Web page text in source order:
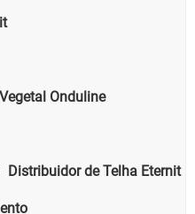
Onduline
Distribuidor de Telha Eternit